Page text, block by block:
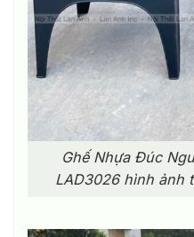
Ghế Nhựa Đúc
LAD3026 hình ảnh